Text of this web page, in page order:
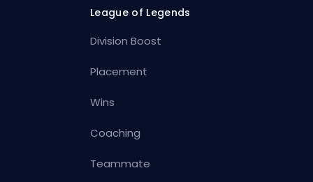
League of Legends
Division Boost
Placement
Wins
Coaching
Teammate